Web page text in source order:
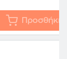
Προσθήκη